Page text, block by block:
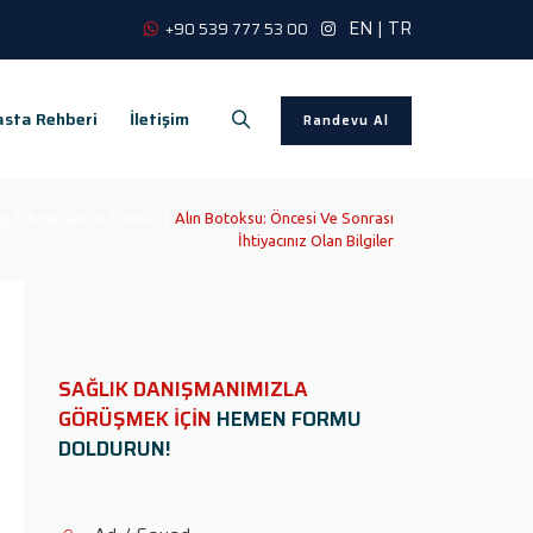
+90 539 777 53 00 EN | TR
Randevu Al
Rehberi İletişim
Alın Botoksu: Öncesi Ve Sonrası
İhtiyacınız Olan Bilgiler
SAĞLIK DANIŞMANIMIZLA
GÖRÜŞMEK İÇİN HEMEN FORMU
DOLDURUN!